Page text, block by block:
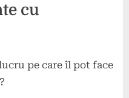
cu
pe care îl pot face